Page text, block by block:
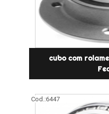
cubo com
Cod.:6447